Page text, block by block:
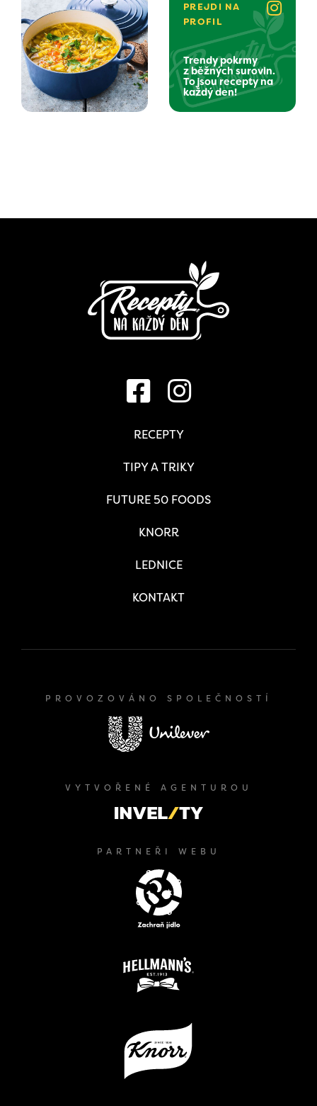
PREJDI NA
PROFIL
Trendy pokrmy
z běžných surovin.
To jsou recepty na
každý den!
RECEPTY
TIPY A TRIKY
FUTURE 50 FOODS
KNORR
LEDNICE
KONTAKT
PROVOZOVÁNO SPOLEČNOSTÍ
VYTVOŘENÉ AGENTUROU
PARTNEŘI WEBU